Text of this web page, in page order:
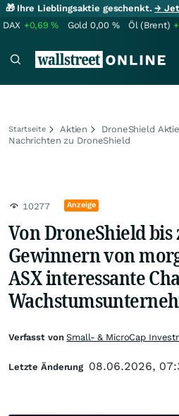
🎁 Ihre Lieblingsaktie geschenkt.→
DAX +0,69% Gold 0,00 % Öl (Brent)
Startseite Aktien
DroneShield Aktie
Nachrichten zu DroneShield
10277 Anzeige
Von DroneShield bis
Gewinnern von
ASX interessante
Verfasst vonSmall- & MicroCap
Letzte Änderung 08.06.2026,